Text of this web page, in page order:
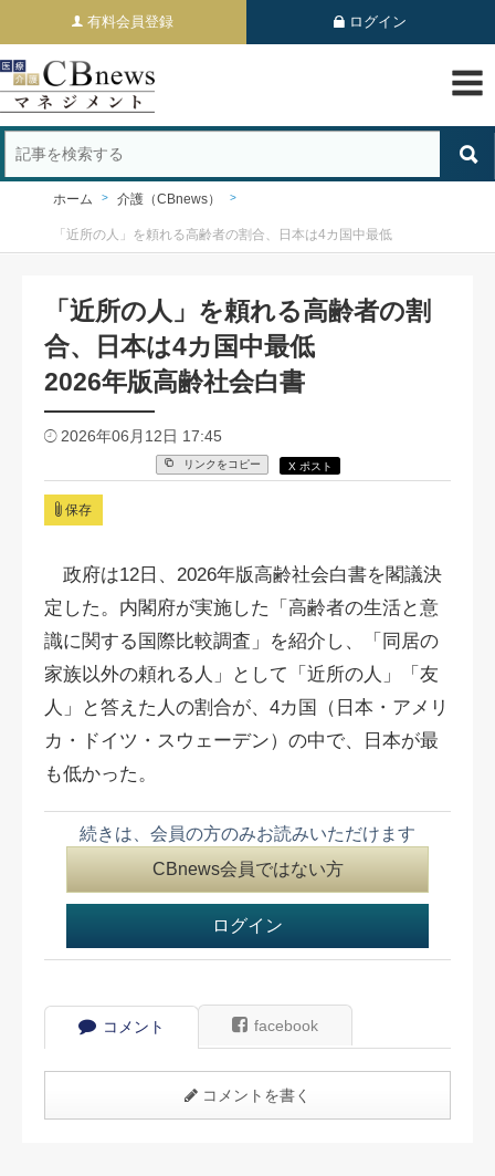
有料会員登録 ログイン
ホーム 介護（CBnews）
「近所の人」を頼れる高齢者の割合、日本は4カ国中最低
「近所の人」を頼れる高齢者の割
合、日本は4カ国中最低
2026年版高齢社会白書
2026年06月12日 17:45
リンクをコピー X ポスト
保存
政府は12日、2026年版高齢社会白書を閣議決
定した。内閣府が実施した「高齢者の生活と意
識に関する国際比較調査」を紹介し、「同居の
家族以外の頼れる人」として「近所の人」「友
人」と答えた人の割合が、4カ国（日本・アメリ
カ・ドイツ・スウェーデン）の中で、日本が最
も低かった。
続きは、会員の方のみお読みいただけます
CBnews会員ではない方
ログイン
コメント facebook
コメントを書く